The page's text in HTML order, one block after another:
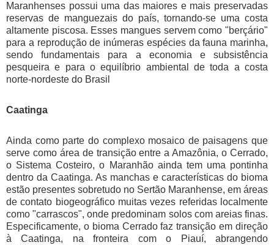
Maranhenses possui uma das maiores e mais preservadas
reservas de manguezais do país, tornando-se uma costa
altamente piscosa. Esses mangues servem como "berçário"
para a reprodução de inúmeras espécies da fauna marinha,
sendo fundamentais para a economia e subsistência
pesqueira e para o equilíbrio ambiental de toda a costa
norte-nordeste do Brasil
Caatinga
Ainda como parte do complexo mosaico de paisagens que
serve como área de transição entre a Amazônia, o Cerrado,
o Sistema Costeiro, o Maranhão ainda tem uma pontinha
dentro da Caatinga. As manchas e características do bioma
estão presentes sobretudo no Sertão Maranhense, em áreas
de contato biogeográfico muitas vezes referidas localmente
como "carrascos", onde predominam solos com areias finas.
Especificamente, o bioma Cerrado faz transição em direção
à Caatinga, na fronteira com o Piauí, abrangendo